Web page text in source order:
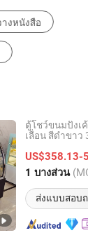
ตู้เย็นและตู้แช่แข็งเชิงพาณิชย์
ตู้เก็บของห้อ
ตู้โชว์ขนมปังเ
เลื่อน สีดำขาว
US$358.13-
1 บางส่วน
ส่งแบบสอบ
Appliance
อัตราจาก